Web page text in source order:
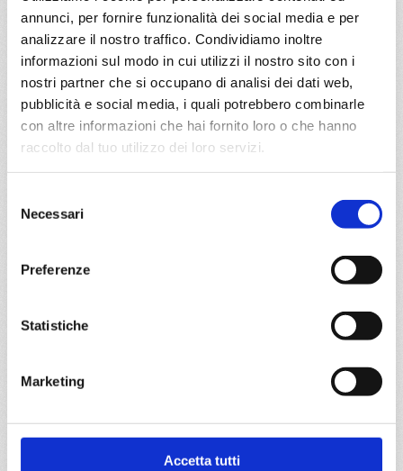
annunci, per fornire funzionalità dei social media e per
analizzare il nostro traffico. Condividiamo inoltre
informazioni sul modo in cui utilizzi il nostro sito con i
nostri partner che si occupano di analisi dei dati web,
pubblicità e social media, i quali potrebbero combinarle
con altre informazioni che hai fornito loro o che hanno
raccolto dal tuo utilizzo dei loro servizi.
delNecessari
Preferenze
Statistiche
Marketing
Accetta tutti
€ 543
a partire da
€ 543
DETTAGLI
Genova, Marsiglia, Tarragona, Valencia, La Spezia,
€ 563
DETTAGLI